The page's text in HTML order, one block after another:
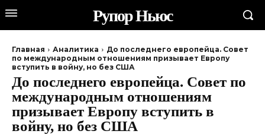
Рупор Ньюс
Главная Аналитика
До последнего европейца. Совет
по международным отношениям призывает Европу
вступить в войну, но без США
До последнего европейца. Совет по
международным отношениям
призывает Европу вступить в
войну, но без США